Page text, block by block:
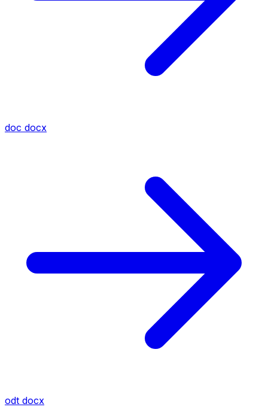
doc docx
odt docx